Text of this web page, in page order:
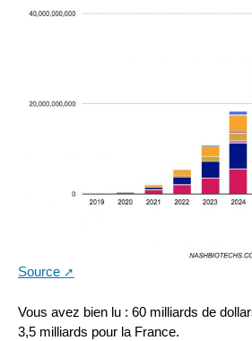
Source
Vous avez bien lu : 60 milliards de
3,5 milliards pour la France.